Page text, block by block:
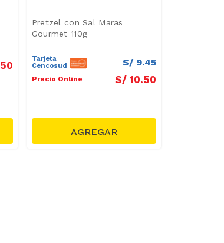
50
Pretzel con Sal Maras
Gourmet 110g
Tarjeta
Cencosud
S/ 9.45
Precio Online S/ 10.50